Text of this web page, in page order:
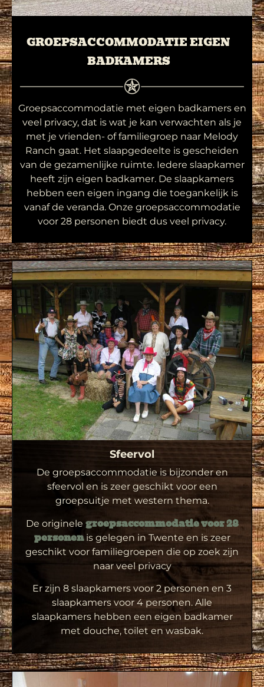
GROEPSACCOMMODATIE EIGEN
BADKAMERS
Groepsaccommodatie met eigen badkamers en
veel privacy, dat is wat je kan verwachten als je
met je vrienden- of familiegroep naar Melody
Ranch gaat. Het slaapgedeelte is gescheiden
van de gezamenlijke ruimte. Iedere slaapkamer
heeft zijn eigen badkamer. De slaapkamers
hebben een eigen ingang die toegankelijk is
vanaf de veranda. Onze groepsaccommodatie
voor 28 personen biedt dus veel privacy.
Sfeervol
De groepsaccommodatie is bijzonder en
sfeervol en is zeer geschikt voor een
groepsuitje met western thema.
De originele groepsaccommodatie voor 28
personenis gelegen in Twente en is zeer
geschikt voor familiegroepen die op zoek zijn
naar veel privacy
Er zijn 8 slaapkamers voor 2 personen en 3
slaapkamers voor 4 personen. Alle
slaapkamers hebben een eigen badkamer
met douche, toilet en wasbak.